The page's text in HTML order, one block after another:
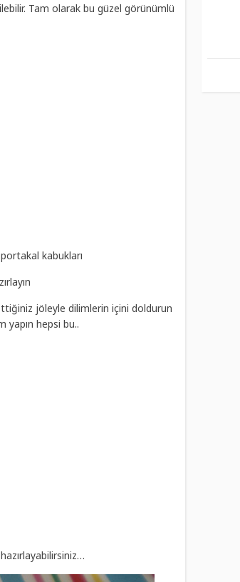
Tam olarak bu güzel görünümlü
kabukları
jöleyle dilimlerin içini doldurun
yapın hepsi bu..